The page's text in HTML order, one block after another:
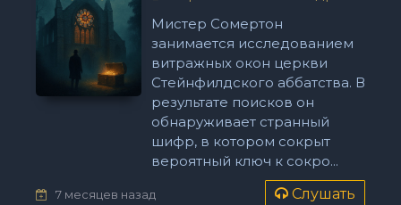
Мистер Сомертон
занимается исследованием
витражных окон церкви
Стейнфилдского аббатства. В
результате поисков он
обнаруживает странный
шифр, в котором сокрыт
вероятный ключ к сокро...
7 месяцев назад Слушать